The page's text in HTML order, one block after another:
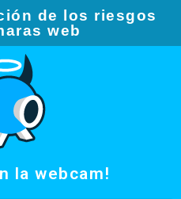
de los riesgos
web​
la webcam!